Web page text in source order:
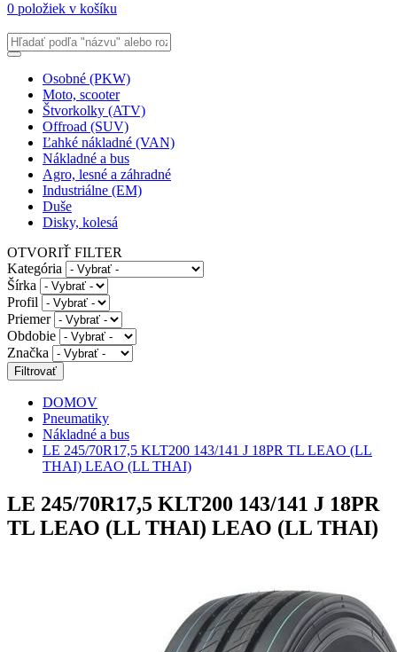
0 položiek v košíku
Osobné (PKW)
Moto, scooter
Štvorkolky (ATV)
Offroad (SUV)
Ľahké nákladné (VAN)
Nákladné a bus
Agro, lesné a záhradné
Industriálne (EM)
Duše
Disky, kolesá
OTVORIŤ FILTER
Kategória
Šírka
Profil
Priemer
Obdobie
Značka
DOMOV
Pneumatiky
Nákladné a bus
LE 245/70R17,5 KLT200 143/141 J 18PR TL LEAO (LL
THAI) LEAO (LL THAI)
LE 245/70R17,5 KLT200 143/141 J 18PR
TL LEAO (LL THAI) LEAO (LL THAI)